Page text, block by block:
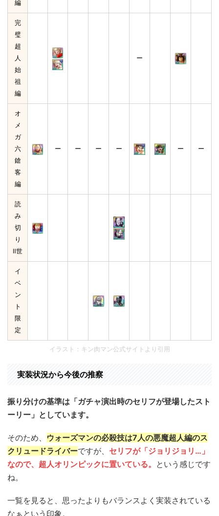
編
完
璧
超
人
始
祖
編
ー
オ
メ
ガ
六
鎗
客
編
ー ー ー ー ー ー
読
み
切
り
Ⅱ世
イ
ベ
ン
ト
限
定
イラスト：キン肉マン公式サイトより引用
実装状況から今後の推察
振り分けの基準は「ガチャ演出時のセリフが登場したスト
ーリー」としています。
そのため、 ウォーズマンの必殺技は7人の悪魔超人編のス
クリュードライバーですが、 セリフが「ジョリジョリ…」
なので、超人オリンピックに置いている。 という感じです
ね。
一覧を見ると、思ったよりもバランスよく実装されている
なぁという印象。